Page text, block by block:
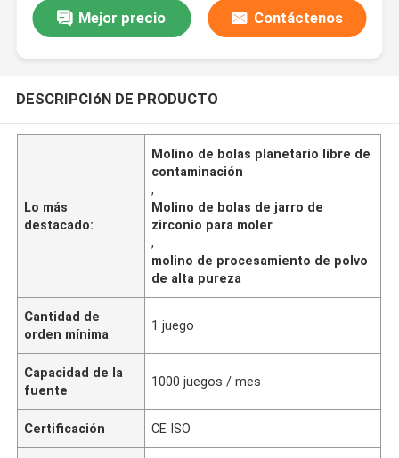
Mejor precio Contáctenos
DESCRIPCIóN DE PRODUCTO
Lo más
destacado:
Molino de bolas planetario libre de
contaminación
,
Molino de bolas de jarro de
zirconio para moler
,
molino de procesamiento de polvo
de alta pureza
Cantidad de
orden mínima
1 juego
Capacidad de la
fuente
1000 juegos / mes
Certificación CE ISO